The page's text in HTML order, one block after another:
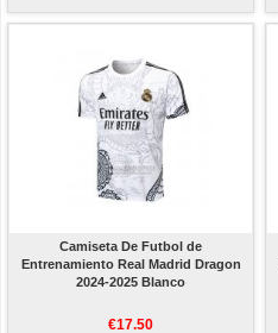
Camiseta De Futbol de
Entrenamiento Real Madrid Dragon
2024-2025 Blanco
€17.50